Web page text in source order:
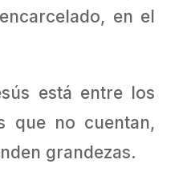
en el
está entre los
que no cuentan,
grandezas.